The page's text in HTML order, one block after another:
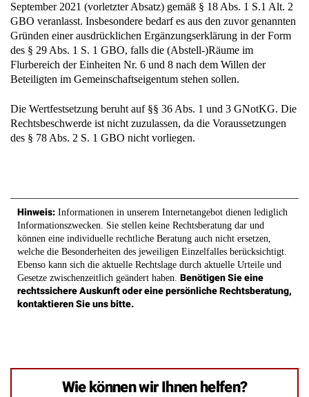
September 2021 (vorletzter Absatz) gemäß § 18 Abs. 1 S.1 Alt. 2
GBO veranlasst. Insbesondere bedarf es aus den zuvor genannten
Gründen einer ausdrücklichen Ergänzungserklärung in der Form
des § 29 Abs. 1 S. 1 GBO, falls die (Abstell-)Räume im
Flurbereich der Einheiten Nr. 6 und 8 nach dem Willen der
Beteiligten im Gemeinschaftseigentum stehen sollen.
Die Wertfestsetzung beruht auf §§ 36 Abs. 1 und 3 GNotKG. Die
Rechtsbeschwerde ist nicht zuzulassen, da die Voraussetzungen
des § 78 Abs. 2 S. 1 GBO nicht vorliegen.
Hinweis: Informationen in unserem Internetangebot dienen lediglich
Informationszwecken. Sie stellen keine Rechtsberatung dar und
können eine individuelle rechtliche Beratung auch nicht ersetzen,
welche die Besonderheiten des jeweiligen Einzelfalles berücksichtigt.
Ebenso kann sich die aktuelle Rechtslage durch aktuelle Urteile und
Gesetze zwischenzeitlich geändert haben. Benötigen Sie eine
rechtssichere Auskunft oder eine persönliche Rechtsberatung,
kontaktieren Sie uns bitte.
Wie können wir Ihnen helfen?